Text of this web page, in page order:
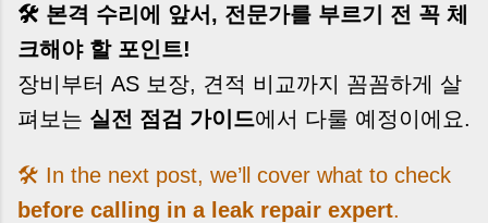
🛠️ 본격 수리에 앞서, 전문가를 부르기 전 꼭 체
크해야 할 포인트!
장비부터 AS 보장, 견적 비교까지 꼼꼼하게 살
펴보는 실전 점검 가이드에서 다룰 예정이에요.
🛠️ In the next post, we’ll cover what to check
before calling in a leak repair expert.